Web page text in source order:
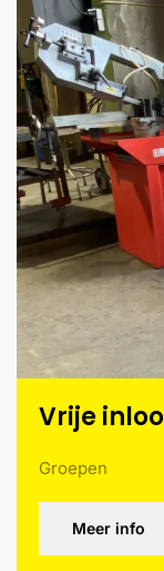
Vrije
Groepen
Meer info